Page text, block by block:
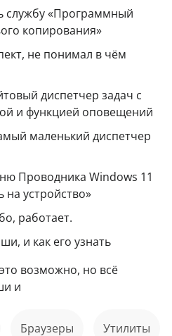
службу «Программный
копирования»
не понимал в чём
диспетчер задач с
и функцией оповещений
маленький диспетчер
Проводника Windows 11
устройство»
работает.
и как его узнать
возможно, но всё
и
Браузеры Утилиты